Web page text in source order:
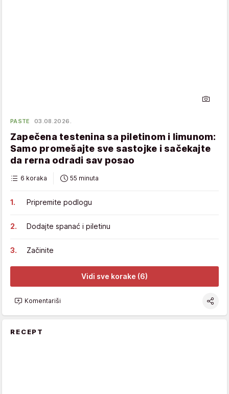
PASTE 03.08.2026.
Zapečena testenina sa piletinom i limunom:
Samo promešajte sve sastojke i sačekajte
da rerna odradi sav posao
6 koraka 55 minuta
Pripremite podlogu
Dodajte spanać i piletinu
Začinite
Vidi sve korake (6)
Komentariši
RECEPT